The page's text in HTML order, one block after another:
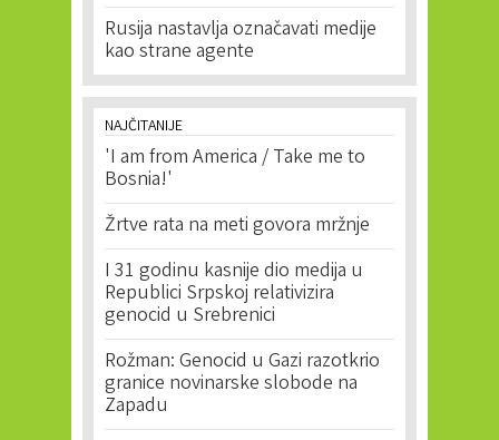
Rusija nastavlja označavati medije
kao strane agente
NAJČITANIJE
'I am from America / Take me to
Bosnia!'
Žrtve rata na meti govora mržnje
I 31 godinu kasnije dio medija u
Republici Srpskoj relativizira
genocid u Srebrenici
Rožman: Genocid u Gazi razotkrio
granice novinarske slobode na
Zapadu